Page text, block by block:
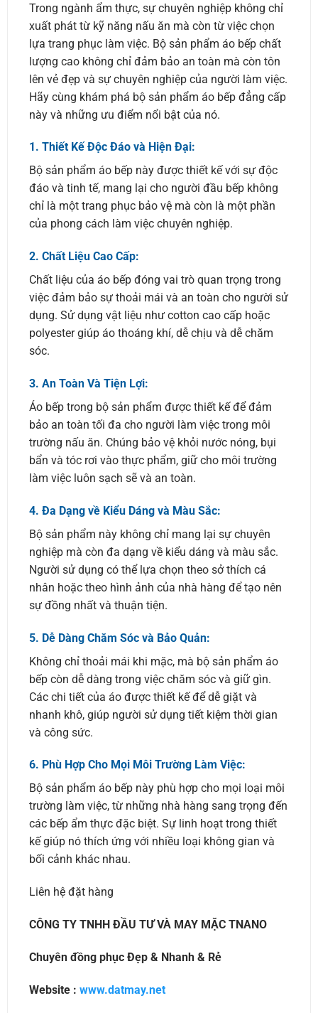
Trong ngành ẩm thực, sự chuyên nghiệp không chỉ
xuất phát từ kỹ năng nấu ăn mà còn từ việc chọn
lựa trang phục làm việc. Bộ sản phẩm áo bếp chất
lượng cao không chỉ đảm bảo an toàn mà còn tôn
lên vẻ đẹp và sự chuyên nghiệp của người làm việc.
Hãy cùng khám phá bộ sản phẩm áo bếp đẳng cấp
này và những ưu điểm nổi bật của nó.
1. Thiết Kế Độc Đáo và Hiện Đại:
Bộ sản phẩm áo bếp này được thiết kế với sự độc
đáo và tinh tế, mang lại cho người đầu bếp không
chỉ là một trang phục bảo vệ mà còn là một phần
của phong cách làm việc chuyên nghiệp.
2. Chất Liệu Cao Cấp:
Chất liệu của áo bếp đóng vai trò quan trọng trong
việc đảm bảo sự thoải mái và an toàn cho người sử
dụng. Sử dụng vật liệu như cotton cao cấp hoặc
polyester giúp áo thoáng khí, dễ chịu và dễ chăm
sóc.
3. An Toàn Và Tiện Lợi:
Áo bếp trong bộ sản phẩm được thiết kế để đảm
bảo an toàn tối đa cho người làm việc trong môi
trường nấu ăn. Chúng bảo vệ khỏi nước nóng, bụi
bẩn và tóc rơi vào thực phẩm, giữ cho môi trường
làm việc luôn sạch sẽ và an toàn.
4. Đa Dạng về Kiểu Dáng và Màu Sắc:
Bộ sản phẩm này không chỉ mang lại sự chuyên
nghiệp mà còn đa dạng về kiểu dáng và màu sắc.
Người sử dụng có thể lựa chọn theo sở thích cá
nhân hoặc theo hình ảnh của nhà hàng để tạo nên
sự đồng nhất và thuận tiện.
5. Dễ Dàng Chăm Sóc và Bảo Quản:
Không chỉ thoải mái khi mặc, mà bộ sản phẩm áo
bếp còn dễ dàng trong việc chăm sóc và giữ gìn.
Các chi tiết của áo được thiết kế để dễ giặt và
nhanh khô, giúp người sử dụng tiết kiệm thời gian
và công sức.
6. Phù Hợp Cho Mọi Môi Trường Làm Việc:
Bộ sản phẩm áo bếp này phù hợp cho mọi loại môi
trường làm việc, từ những nhà hàng sang trọng đến
các bếp ẩm thực đặc biệt. Sự linh hoạt trong thiết
kế giúp nó thích ứng với nhiều loại không gian và
bối cảnh khác nhau.
Liên hệ đặt hàng
CÔNG TY TNHH ĐẦU TƯ VÀ MAY MẶC TNANO
Chuyên đồng phục Đẹp & Nhanh & Rẻ
Website : www.datmay.net